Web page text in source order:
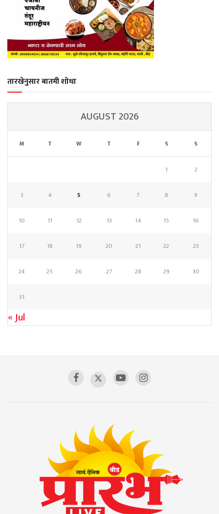
तारखेनुसार बातमी शोधा
AUGUST 2026
M T W T F S S
1 2
3 4 5 6 7 8 9
10 11 12 13 14 15 16
17 18 19 20 21 22 23
24 25 26 27 28 29 30
31
« Jul